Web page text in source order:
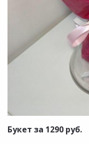
Букет за 1290 руб.